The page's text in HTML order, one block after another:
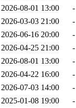
2026-08-01 13:00
-
2026-03-03 21:00
-
2026-06-16 20:00
-
2026-04-25 21:00
-
2026-08-01 13:00
-
2026-04-22 16:00
-
2026-07-03 14:00
-
2025-01-08 19:00
-